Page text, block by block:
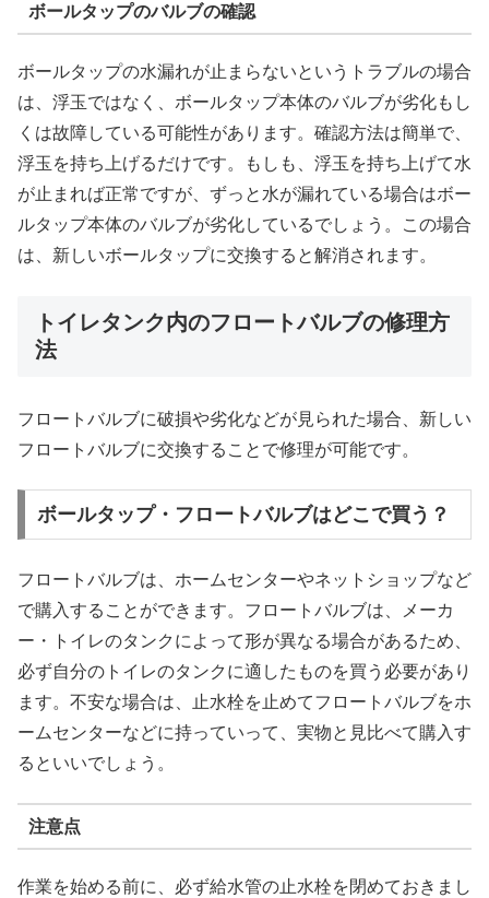
ボールタップのバルブの確認
ボールタップの水漏れが止まらないというトラブルの場合
は、浮玉ではなく、ボールタップ本体のバルブが劣化もし
くは故障している可能性があります。確認方法は簡単で、
浮玉を持ち上げるだけです。もしも、浮玉を持ち上げて水
が止まれば正常ですが、ずっと水が漏れている場合はボー
ルタップ本体のバルブが劣化しているでしょう。この場合
は、新しいボールタップに交換すると解消されます。
トイレタンク内のフロートバルブの修理方
法
フロートバルブに破損や劣化などが見られた場合、新しい
フロートバルブに交換することで修理が可能です。
ボールタップ・フロートバルブはどこで買う？
フロートバルブは、ホームセンターやネットショップなど
で購入することができます。フロートバルブは、メーカ
ー・トイレのタンクによって形が異なる場合があるため、
必ず自分のトイレのタンクに適したものを買う必要があり
ます。不安な場合は、止水栓を止めてフロートバルブをホ
ームセンターなどに持っていって、実物と見比べて購入す
るといいでしょう。
注意点
作業を始める前に、必ず給水管の止水栓を閉めておきまし